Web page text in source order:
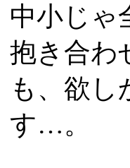
中小じゃ
抱き合わ
も、欲し
す…。